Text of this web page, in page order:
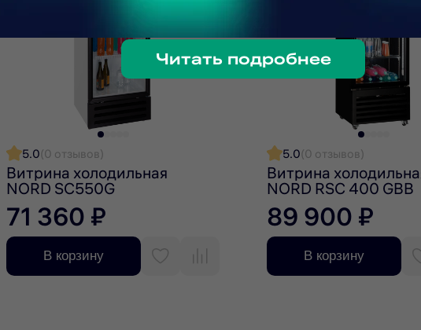
Читать подробнее
— 2 года.
5.0(0 отзывов)
Витрина холодильная
NORD SC550G
71 360 ₽
В корзину
5.0(0 отзывов)
Витрина
NORD RSC 400 GBB
89 900 ₽
В корзину